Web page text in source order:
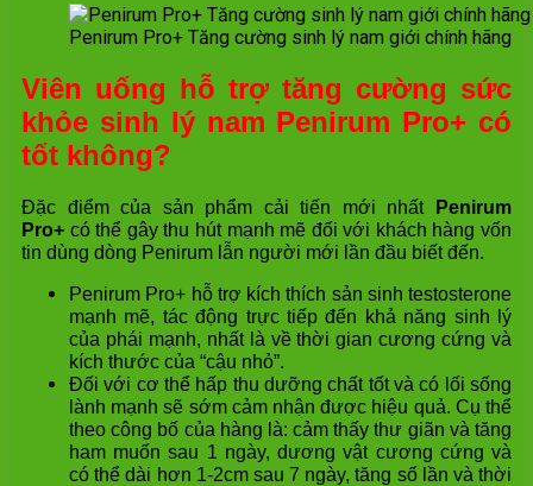
Penirum Pro+ Tăng cường sinh lý nam giới chính hãng
Viên uống hỗ trợ tăng cường sức
khỏe sinh lý nam Penirum Pro+ có
tốt không?
Đặc điểm của sản phẩm cải tiến mới nhất
Penirum
Pro+ có thể gây thu hút mạnh mẽ đối với khách hàng vốn
tin dùng dòng Penirum lẫn người mới lần đầu biết đến.
Penirum Pro+ hỗ trợ kích thích sản sinh testosterone
mạnh mẽ, tác động trực tiếp đến khả năng sinh lý
của phái mạnh, nhất là về thời gian cương cứng và
kích thước của “cậu nhỏ”.
Đối với cơ thể hấp thu dưỡng chất tốt và có lối sống
lành mạnh sẽ sớm cảm nhận được hiệu quả. Cụ thể
theo công bố của hàng là: cảm thấy thư giãn và tăng
ham muốn sau 1 ngày, dương vật cương cứng và
có thể dài hơn 1-2cm sau 7 ngày, tăng số lần và thời